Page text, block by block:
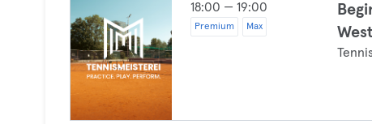
18:00 — 19:00
Premium Max